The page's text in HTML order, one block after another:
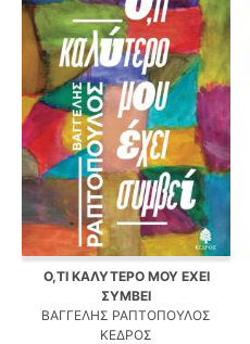
Ο,ΤΙ ΚΑΛΥΤΕΡΟ ΜΟΥ ΕΧΕΙ
ΣΥΜΒΕΙ
ΒΑΓΓΕΛΗΣ ΡΑΠΤΟΠΟΥΛΟΣ
ΚΕΔΡΟΣ